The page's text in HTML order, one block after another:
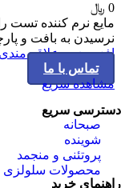
0 ﷼
مایع نرم کننده تست
نرسیدن به بافت و
افزودن به علاقه مندی
تماس با ما
مشاهده سریع
دسترسی سریع
صبحانه
شوینده
پروتئنی و منجمد
محصولات سلولزی
راهنمای خرید